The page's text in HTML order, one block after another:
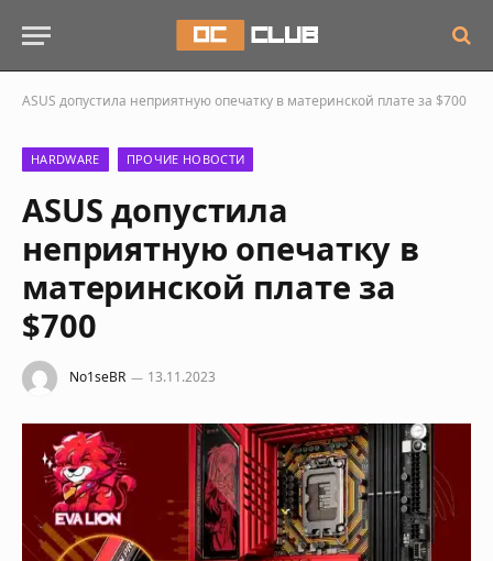
ASUS допустила неприятную опечатку в материнской плате за $700
HARDWARE ПРОЧИЕ НОВОСТИ
ASUS допустила
неприятную опечатку в
материнской плате за
$700
No1seBR 13.11.2023